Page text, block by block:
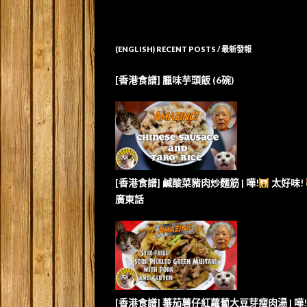
(ENGLISH) RECENT POSTS / 最新發報
[香港食譜] 臘味芋頭飯 (6碗)
[香港食譜] 鹹酸菜豬肉炒麵筋 | 嘩!
太好味!
廣東話
[香港食譜] 蕃茄薯仔紅蘿蔔大豆芽瘦肉湯 | 嘩!